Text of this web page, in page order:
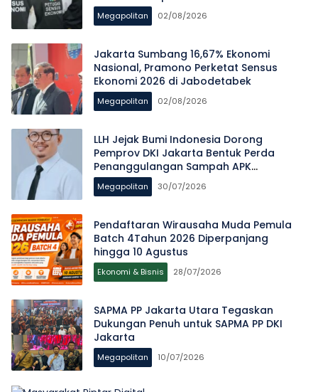
Megapolitan 02/08/2026
Jakarta Sumbang 16,67% Ekonomi
Nasional, Pramono Perketat Sensus
Ekonomi 2026 di Jabodetabek
Megapolitan 02/08/2026
LLH Jejak Bumi Indonesia Dorong
Pemprov DKI Jakarta Bentuk Perda
Penanggulangan Sampah APK
Pascapemilu
Megapolitan 30/07/2026
Pendaftaran Wirausaha Muda Pemula
Batch 4Tahun 2026 Diperpanjang
hingga 10 Agustus
Ekonomi & Bisnis 28/07/2026
SAPMA PP Jakarta Utara Tegaskan
Dukungan Penuh untuk SAPMA PP DKI
Jakarta
Megapolitan 10/07/2026